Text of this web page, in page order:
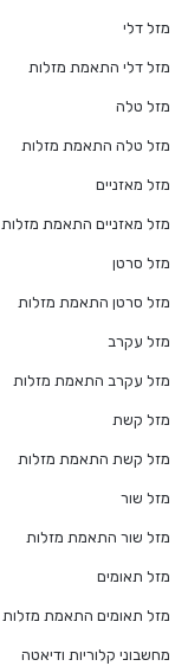
מזל דלי
מזל דלי התאמת מזלות
מזל טלה
מזל טלה התאמת מזלות
מזל מאזניים
מזל מאזניים התאמת מזלות
מזל סרטן
מזל סרטן התאמת מזלות
מזל עקרב
מזל עקרב התאמת מזלות
מזל קשת
מזל קשת התאמת מזלות
מזל שור
מזל שור התאמת מזלות
מזל תאומים
מזל תאומים התאמת מזלות
מחשבוני קלוריות ודיאטה